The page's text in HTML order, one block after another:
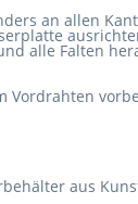
an allen
alle Falten
Vordrahten
aus